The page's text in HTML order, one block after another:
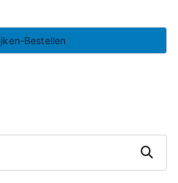
Bestellen
Zoeken